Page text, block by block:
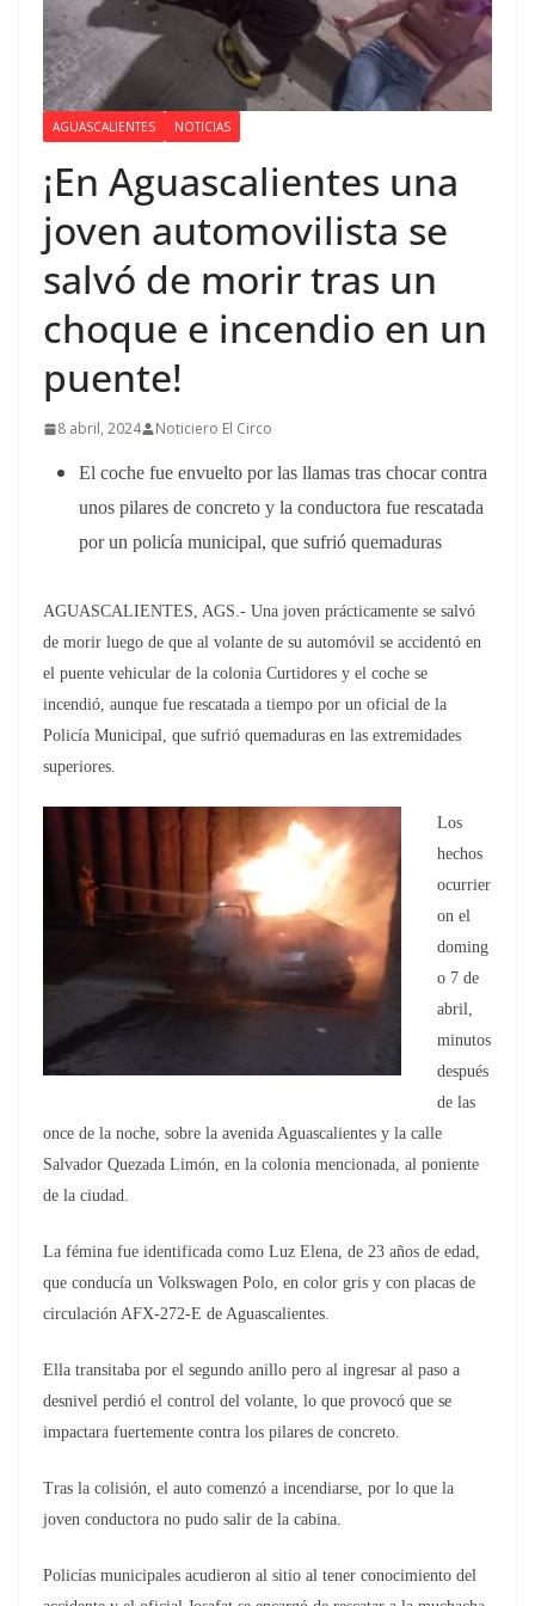
AGUASCALIENTES NOTICIAS
¡En Aguascalientes una
joven automovilista se
salvó de morir tras un
choque e incendio en un
puente!
8 abril, 2024 Noticiero El Circo
El coche fue envuelto por las llamas tras chocar contra
unos pilares de concreto y la conductora fue rescatada
por un policía municipal, que sufrió quemaduras
AGUASCALIENTES, AGS.- Una joven prácticamente se salvó
de morir luego de que al volante de su automóvil se accidentó en
el puente vehicular de la colonia Curtidores y el coche se
incendió, aunque fue rescatada a tiempo por un oficial de la
Policía Municipal, que sufrió quemaduras en las extremidades
superiores.
Los
hechos
ocurrier
on el
doming
o 7 de
abril,
minutos
después
de las
once de la noche, sobre la avenida Aguascalientes y la calle
Salvador Quezada Limón, en la colonia mencionada, al poniente
de la ciudad.
La fémina fue identificada como Luz Elena, de 23 años de edad,
que conducía un Volkswagen Polo, en color gris y con placas de
circulación AFX-272-E de Aguascalientes.
Ella transitaba por el segundo anillo pero al ingresar al paso a
desnivel perdió el control del volante, lo que provocó que se
impactara fuertemente contra los pilares de concreto.
Tras la colisión, el auto comenzó a incendiarse, por lo que la
joven conductora no pudo salir de la cabina.
Policías municipales acudieron al sitio al tener conocimiento del